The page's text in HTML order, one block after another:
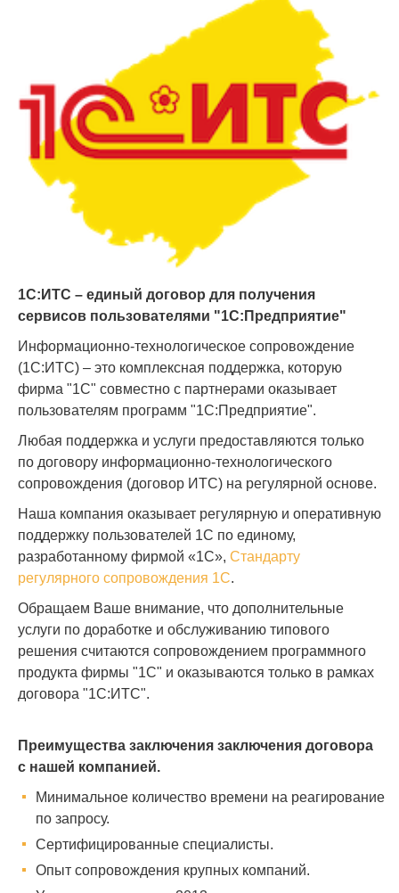
1С:ИТС – единый договор для получения
сервисов пользователями "1С:Предприятие"
Информационно-технологическое сопровождение
(1С:ИТС) – это комплексная поддержка, которую
фирма "1С" совместно с партнерами оказывает
пользователям программ "1С:Предприятие".
Любая поддержка и услуги предоставляются только
по договору информационно-технологического
сопровождения (договор ИТС) на регулярной основе.
Наша компания оказывает регулярную и оперативную
поддержку пользователей 1С по единому,
разработанному фирмой «1С», Стандарту
регулярного сопровождения 1С.
Обращаем Ваше внимание, что дополнительные
услуги по доработке и обслуживанию типового
решения считаются сопровождением программного
продукта фирмы "1С" и оказываются только в рамках
договора "1С:ИТС".
Преимущества заключения заключения договора
с нашей компанией.
Минимальное количество времени на реагирование
по запросу.
Сертифицированные специалисты.
Опыт сопровождения крупных компаний.